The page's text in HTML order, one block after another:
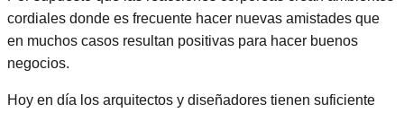
cordiales donde es frecuente hacer nuevas amistades que
en muchos casos resultan positivas para hacer buenos
negocios.
Hoy en día los arquitectos y diseñadores tienen suficiente